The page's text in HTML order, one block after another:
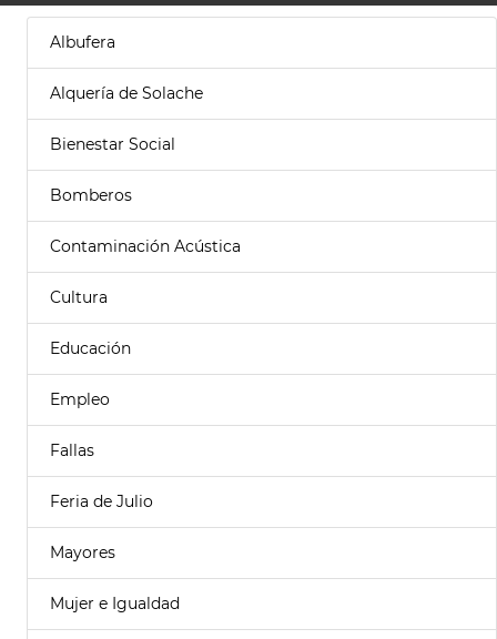
Albufera
Alquería de Solache
Bienestar Social
Bomberos
Contaminación Acústica
Cultura
Educación
Empleo
Fallas
Feria de Julio
Mayores
Mujer e Igualdad